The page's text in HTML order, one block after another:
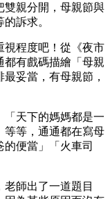
雙親分開，母親節與
訴求。
視程度吧！從《夜市
都有戲碼描繪「母親
妥當，有母親節，
「天下的媽媽都是一
等等，通通都在寫母
便當」「火車司
師出了一道題目